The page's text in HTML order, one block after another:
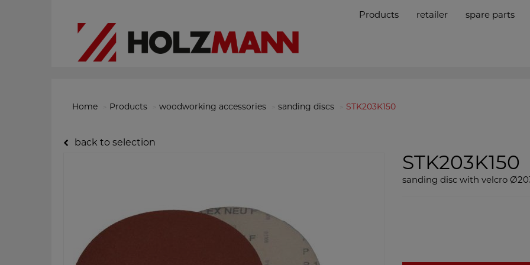
Products retailer spare parts
Home Products woodworking accessories sanding discs STK203K150
back to selection
STK203K150
sanding disc with velcro